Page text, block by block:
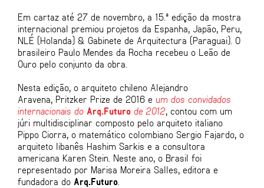
Em cartaz até 27 de novembro, a 15.ª edição da mostra
internacional premiou projetos da Espanha, Japão, Peru,
NLÉ (Holanda) & Gabinete de Arquitectura (Paraguai). O
brasileiro Paulo Mendes da Rocha recebeu o Leão de
Ouro pelo conjunto da obra.
Nesta edição, o arquiteto chileno Alejandro
Aravena, Pritzker Prize de 2016 e um dos convidados
internacionais do Arq.Futuro de 2012, contou com um
júri multidisciplinar composto pelo arquiteto italiano
Pippo Ciorra, o matemático colombiano Sergio Fajardo, o
arquiteto libanês Hashim Sarkis e a consultora
americana Karen Stein. Neste ano, o Brasil foi
representado por Marisa Moreira Salles, editora e
fundadora do Arq.Futuro